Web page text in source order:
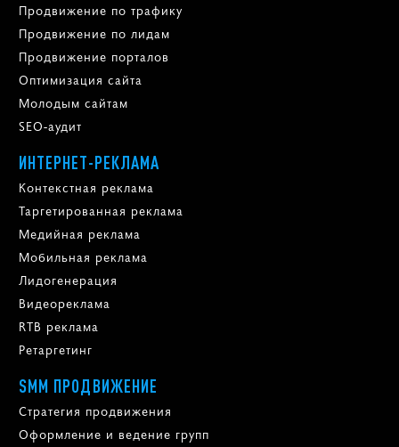
Продвижение по трафику
Продвижение по лидам
Продвижение порталов
Оптимизация сайта
Молодым сайтам
SEO-аудит
ИНТЕРНЕТ-РЕКЛАМА
Контекстная реклама
Таргетированная реклама
Медийная реклама
Мобильная реклама
Лидогенерация
Видеореклама
RTB реклама
Ретаргетинг
SMM ПРОДВИЖЕНИЕ
Стратегия продвижения
Оформление и ведение групп